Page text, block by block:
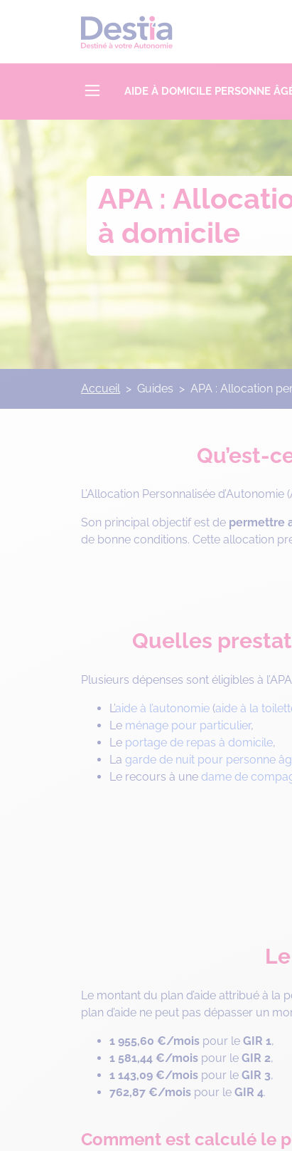
AIDE À DOMICILE PERSONNE
APA :
à domicile
Accueil > Guides > APA : Allocation
Qu’est-
L’Allocation Personnalisée
Son principal objectif est de permettre
de bonne conditions. Cette allocation
Quelles
Plusieurs dépenses sont éligibles à
L’aide à l’autonomie (aide à la
Le ménage pour particulier,
Le portage de repas à domicile,
La garde de nuit pour personne
Le recours à une dame de
Le montant du plan d’aide attribué à la
plan d’aide ne peut pas dépasser un
1 955,60 €/mois pour le GIR 1,
1 581,44 €/mois pour le GIR 2,
1 143,09 €/mois pour le GIR 3,
762,87 €/mois pour le GIR 4.
Comment est calculé le